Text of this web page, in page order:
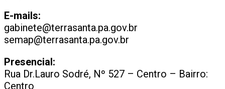
E-mails:
gabinete@terrasanta.pa.gov.br
semap@terrasanta.pa.gov.br
Presencial:
Rua Dr.Lauro Sodré, Nº 527 – Centro – Bairro:
Centro